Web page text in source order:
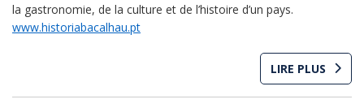
la gastronomie, de la culture et de l’histoire d’un pays.
www.historiabacalhau.pt
LIRE PLUS